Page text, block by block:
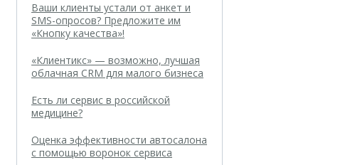
Ваши клиенты устали от анкет и
SMS-опросов? Предложите им
«Кнопку качества»!
«Клиентикс» — возможно, лучшая
облачная CRM для малого бизнеса
Есть ли сервис в российской
медицине?
Оценка эффективности автосалона
с помощью воронок сервиса